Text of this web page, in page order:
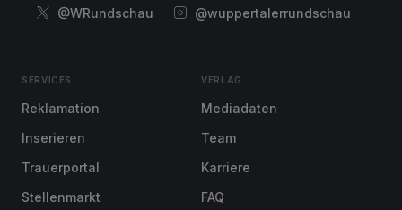
@WRundschau
@wuppertalerrundschau
SERVICES
Reklamation
Inserieren
Trauerportal
Stellenmarkt
VERLAG
Mediadaten
Team
Karriere
FAQ